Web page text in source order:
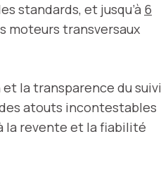
standards, et jusqu’à 6
moteurs transversaux
la transparence du suivi
atouts incontestables
la revente et la fiabilité